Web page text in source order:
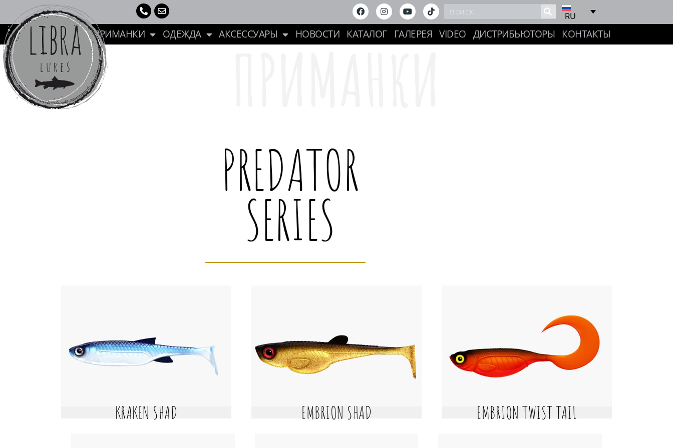
RU
ПРИМАНКИ ОДЕЖДА АКСЕССУАРЫ НОВОСТИ КАТАЛОГ ГАЛЕРЕЯ VIDEO ДИСТРИБЬЮТОРЫ КОНТАКТЫ
PREDATOR
SERIES
KRAKEN SHAD EMBRION SHAD EMBRION TWIST TAIL